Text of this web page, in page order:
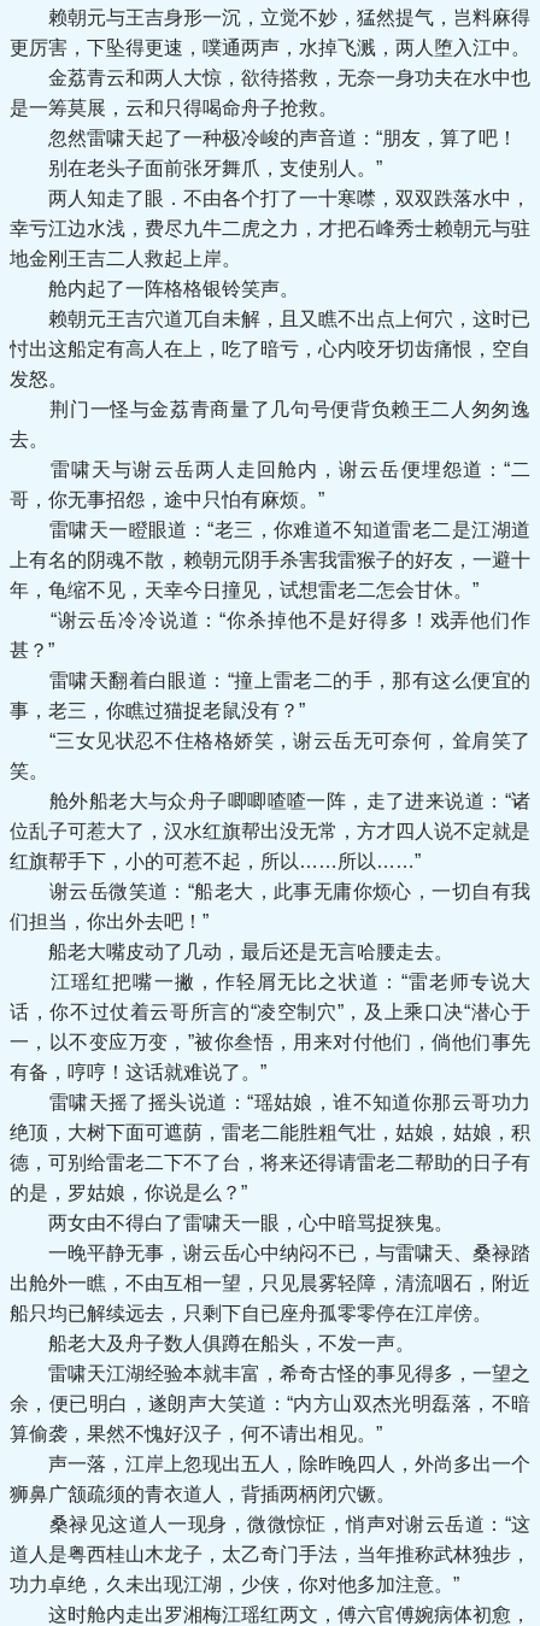
赖朝元与王吉身形一沉，立觉不妙，猛然提气，岂料麻得
更厉害，下坠得更速，噗通两声，水掉飞溅，两人堕入江中。
金荔青云和两人大惊，欲待搭救，无奈一身功夫在水中也
是一筹莫展，云和只得喝命舟子抢救。
忽然雷啸天起了一种极冷峻的声音道：“朋友，算了吧！
别在老头子面前张牙舞爪，支使别人。”
两人知走了眼．不由各个打了一十寒噤，双双跌落水中，
幸亏江边水浅，费尽九牛二虎之力，才把石峰秀士赖朝元与驻
地金刚王吉二人救起上岸。
舱内起了一阵格格银铃笑声。
赖朝元王吉穴道兀自未解，且又瞧不出点上何穴，这时已
忖出这船定有高人在上，吃了暗亏，心内咬牙切齿痛恨，空自
发怒。
荆门一怪与金荔青商量了几句号便背负赖王二人匆匆逸
去。
雷啸天与谢云岳两人走回舱内，谢云岳便埋怨道：“二
哥，你无事招怨，途中只怕有麻烦。”
雷啸天一瞪眼道：“老三，你难道不知道雷老二是江湖道
上有名的阴魂不散，赖朝元阴手杀害我雷猴子的好友，一避十
年，龟缩不见，天幸今日撞见，试想雷老二怎会甘休。”
“谢云岳冷冷说道：“你杀掉他不是好得多！戏弄他们作
甚？”
雷啸天翻着白眼道：“撞上雷老二的手，那有这么便宜的
事，老三，你瞧过猫捉老鼠没有？”
“三女见状忍不住格格娇笑，谢云岳无可奈何，耸肩笑了
笑。
舱外船老大与众舟子唧唧喳喳一阵，走了进来说道：“诸
位乱子可惹大了，汉水红旗帮出没无常，方才四人说不定就是
红旗帮手下，小的可惹不起，所以……所以……”
谢云岳微笑道：“船老大，此事无庸你烦心，一切自有我
们担当，你出外去吧！”
船老大嘴皮动了几动，最后还是无言哈腰走去。
江瑶红把嘴一撇，作轻屑无比之状道：“雷老师专说大
话，你不过仗着云哥所言的“凌空制穴”，及上乘口决“潜心于
一，以不变应万变，”被你叁悟，用来对付他们，倘他们事先
有备，哼哼！这话就难说了。”
雷啸天摇了摇头说道：“瑶姑娘，谁不知道你那云哥功力
绝顶，大树下面可遮荫，雷老二能胜粗气壮，姑娘，姑娘，积
德，可别给雷老二下不了台，将来还得请雷老二帮助的日子有
的是，罗姑娘，你说是么？”
两女由不得白了雷啸天一眼，心中暗骂捉狭鬼。
一晚平静无事，谢云岳心中纳闷不已，与雷啸天、桑禄踏
出舱外一瞧，不由互相一望，只见晨雾轻障，清流咽石，附近
船只均已解续远去，只剩下自已座舟孤零零停在江岸傍。
船老大及舟子数人俱蹲在船头，不发一声。
雷啸天江湖经验本就丰富，希奇古怪的事见得多，一望之
余，便已明白，遂朗声大笑道：“内方山双杰光明磊落，不暗
算偷袭，果然不愧好汉子，何不请出相见。”
声一落，江岸上忽现出五人，除昨晚四人，外尚多出一个
狮鼻广颔疏须的青衣道人，背插两柄闭穴镢。
桑禄见这道人一现身，微微惊怔，悄声对谢云岳道：“这
道人是粤西桂山木龙子，太乙奇门手法，当年推称武林独步，
功力卓绝，久未出现江湖，少侠，你对他多加注意。”
这时舱内走出罗湘梅江瑶红两文，傅六官傅婉病体初愈，